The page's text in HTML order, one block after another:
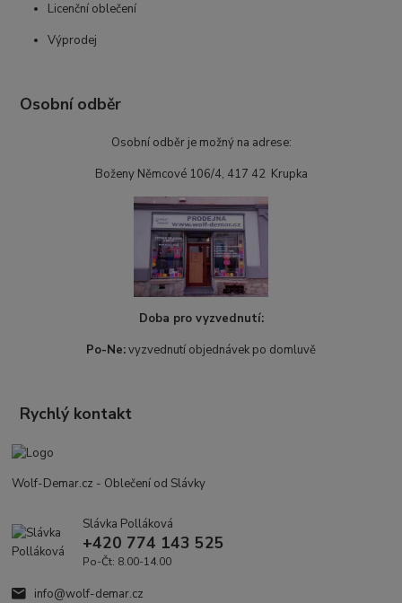
Licenční oblečení
Výprodej
Osobní odběr
Osobní odběr je možný na adrese:
Boženy Němcové 106/4, 417 42 Krupka
Doba pro vyzvednutí:
Po-Ne:vyzvednutí objednávek po domluvě
Rychlý kontakt
Wolf-Demar.cz - Oblečení od Slávky
Slávka Polláková
+420 774 143 525
Po-Čt: 8.00-14.00
info@wolf-demar.cz